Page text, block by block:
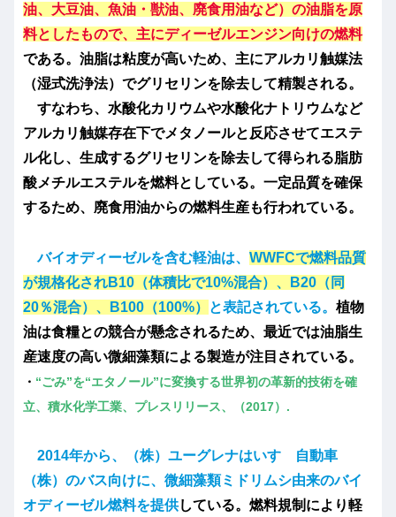
油、大豆油、魚油・獣油、廃食用油など）の油脂を原
料としたもので、主にディーゼルエンジン向けの燃料
である。油脂は粘度が高いため、主にアルカリ触媒法
（湿式洗浄法）でグリセリンを除去して精製される。
すなわち、水酸化カリウムや水酸化ナトリウムなど
アルカリ触媒存在下でメタノールと反応させてエステ
ル化し、生成するグリセリンを除去して得られる脂肪
酸メチルエステルを燃料としている。一定品質を確保
するため、廃食用油からの燃料生産も行われている。
バイオディーゼルを含む軽油は、 WWFCで燃料品質
が規格化されB10（体積比で10%混合）、B20（同
20％混合）、B100（100%）
と表記されている。 植物
油は食糧との競合が懸念されるため、最近では油脂生
産速度の高い微細藻類による製造が注目されている。
・ “ごみ”を“エタノール”に変換する世界初の革新的技術を確
立、積水化学工業、プレスリリース、（2017）.
2014年から、（株）ユーグレナはいすゞ自動車
（株）のバス向けに、微細藻類ミドリムシ由来のバイ
オディーゼル燃料を提供している。燃料規制により軽